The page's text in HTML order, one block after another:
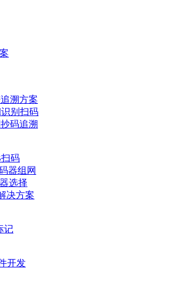
溯方案
别扫码
码追溯
码
器组网
选择
决方案
记
开发